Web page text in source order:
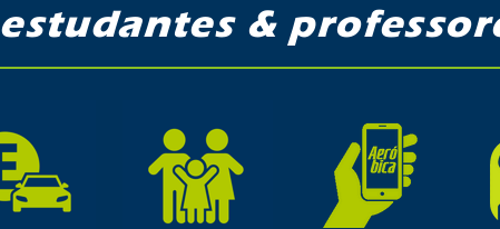
estudantes &